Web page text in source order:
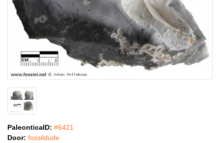
PaleonticaID: #6421
Door: fossildude